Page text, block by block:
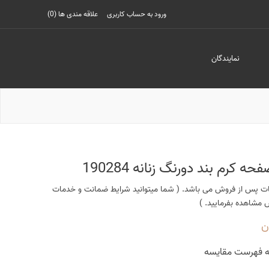
ورود به حساب کاربری علاقه مندی ها(0)
نمایندگان
بند دورنگ زنانه 190284
پس از فروش می باشد. ( شما میتوانید شرایط ضمانت و خدمات
بفرمایید. )
فهرست مقایسه